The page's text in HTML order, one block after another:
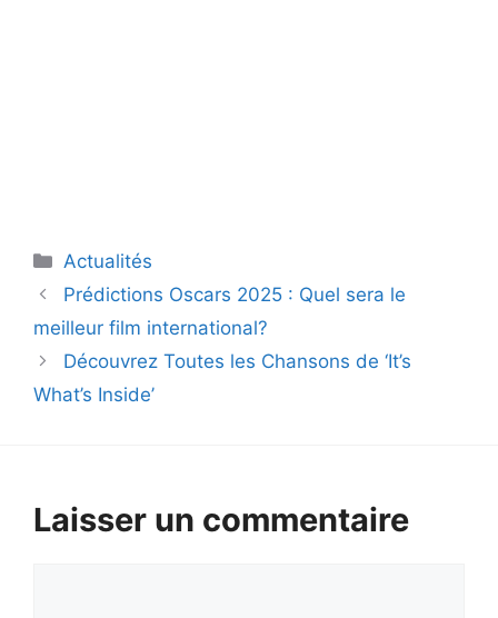
Catégories
Actualités
Prédictions Oscars 2025 : Quel sera le
meilleur film international?
Découvrez Toutes les Chansons de ‘It’s
What’s Inside’
Laisser un commentaire